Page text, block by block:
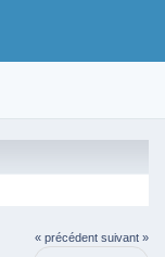
« précédent suivant »